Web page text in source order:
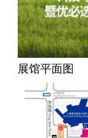
展馆平面图